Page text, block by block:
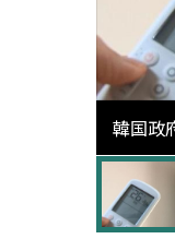
韓国政
高更
検